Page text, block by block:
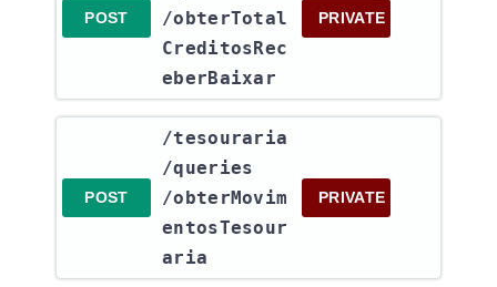
POST
/obterTotal
CreditosRec
eberBaixar
PRIVATE
POST
​/tesouraria​
/queries​
/obterMovim
entosTesour
aria
PRIVATE